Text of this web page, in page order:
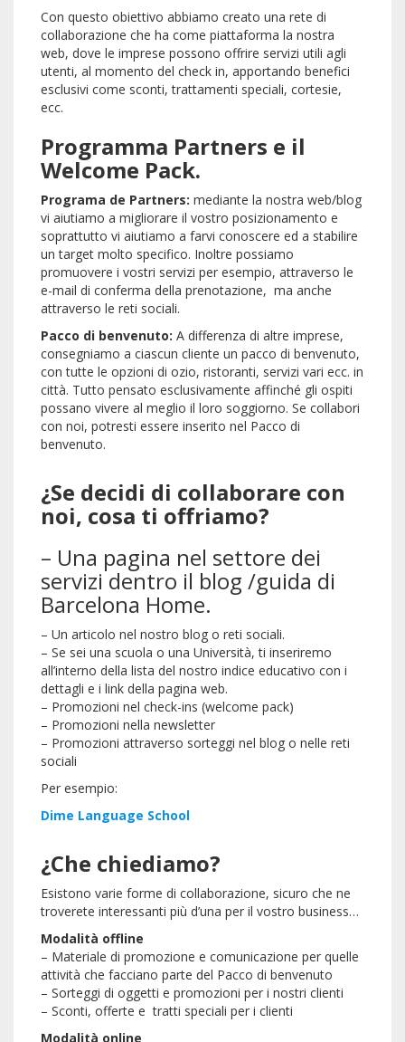
Con questo obiettivo abbiamo creato una rete di
collaborazione che ha come piattaforma la nostra
web, dove le imprese possono offrire servizi utili agli
utenti, al momento del check in, apportando benefici
esclusivi come sconti, trattamenti speciali, cortesie,
ecc.
Programma Partners e il
Welcome Pack.
Programa de Partners: mediante la nostra web/blog
vi aiutiamo a migliorare il vostro posizionamento e
soprattutto vi aiutiamo a farvi conoscere ed a stabilire
un target molto specifico. Inoltre possiamo
promuovere i vostri servizi per esempio, attraverso le
e-mail di conferma della prenotazione, ma anche
attraverso le reti sociali.
Pacco di benvenuto: A differenza di altre imprese,
consegniamo a ciascun cliente un pacco di benvenuto,
con tutte le opzioni di ozio, ristoranti, servizi vari ecc. in
città. Tutto pensato esclusivamente affinché gli ospiti
possano vivere al meglio il loro soggiorno. Se collabori
con noi, potresti essere inserito nel Pacco di
benvenuto.
¿Se decidi di collaborare con
noi, cosa ti offriamo?
– Una pagina nel settore dei
servizi dentro il blog /guida di
Barcelona Home.
– Un articolo nel nostro blog o reti sociali.
– Se sei una scuola o una Università, ti inseriremo
all’interno della lista del nostro indice educativo con i
dettagli e i link della pagina web.
– Promozioni nel check-ins (welcome pack)
– Promozioni nella newsletter
– Promozioni attraverso sorteggi nel blog o nelle reti
sociali
Per esempio:
Dime Language School
¿Che chiediamo?
Esistono varie forme di collaborazione, sicuro che ne
troverete interessanti più d’una per il vostro business…
Modalità offline
– Materiale di promozione e comunicazione per quelle
attività che facciano parte del Pacco di benvenuto
– Sorteggi di oggetti e promozioni per i nostri clienti
– Sconti, offerte e tratti speciali per i clienti
Modalità online